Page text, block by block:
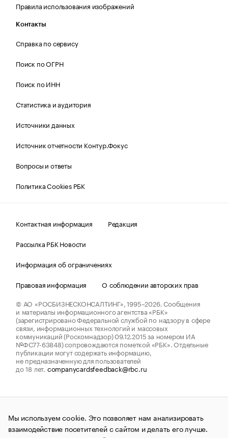
Правила использования изображений
Контакты
Справка по сервису
Поиск по ОГРН
Поиск по ИНН
Статистика и аудитория
Источники данных
Источник отчетности Контур.Фокус
Вопросы и ответы
Политика Cookies РБК
Контактная информация
Редакция
Рассылка РБК Новости
Информация об ограничениях
Правовая информация
О соблюдении авторских прав
© АО «РОСБИЗНЕСКОНСАЛТИНГ»,1995–2026.Сообщения
и материалы информационного агентства «РБК»
(зарегистрировано Федеральной службой по надзору в сфере
связи, информационных технологий и массовых
коммуникаций (Роскомнадзор) 09.12.2015 за номером ИА
№ФС77-63848) сопровождаются пометкой «РБК». Отдельные
публикации могут содержать информацию,
не предназначенную для пользователей
до 18 лет. companycardsfeedback@rbc.ru
Мы используем cookie. Это позволяет нам анализировать
взаимодействие посетителей с сайтом и делать его лучше.